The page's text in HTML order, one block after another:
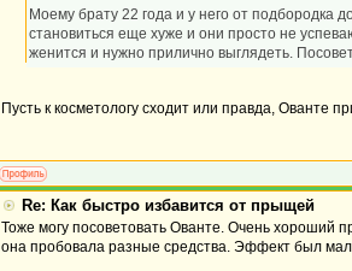
Моему брату 22 года и у него от подбородка
становиться еще хуже и они просто не
женится и нужно прилично выглядеть.
Пусть к косметологу сходит или правда, Ованте
Re: Как быстро избавится от прыщей
Тоже могу посоветовать Ованте. Очень хороший
она пробовала разные средства. Эффект был